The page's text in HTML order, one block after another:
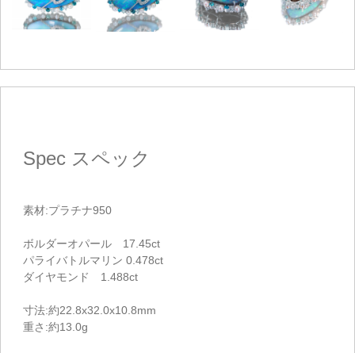
Spec スペック
素材:プラチナ950
ボルダーオパール 17.45ct
パライバトルマリン 0.478ct
ダイヤモンド 1.488ct
寸法:約22.8x32.0x10.8mm
重さ:約13.0g